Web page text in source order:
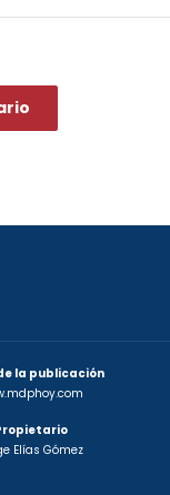
la publicación
Elías Gómez